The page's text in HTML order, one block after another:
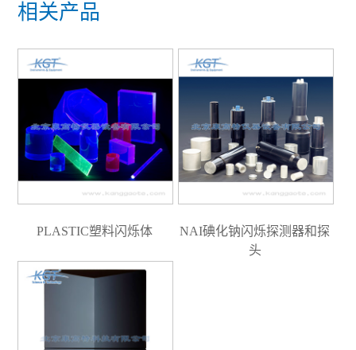
相关产品
PLASTIC塑料闪烁体
NAI碘化钠闪烁探测器和探
头